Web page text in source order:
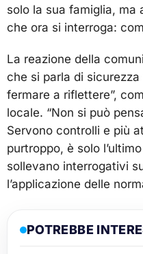
solo la sua famiglia,
che ora si interroga:
La reazione della
che si parla di
fermare a riflettere”,
locale. “Non si può
Servono controlli e più
purtroppo, è solo
sollevano interrogativi
l’applicazione delle
POTREBBE